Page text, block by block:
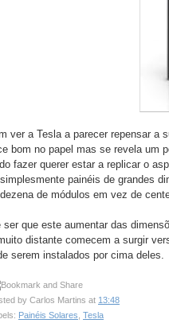
ver a Tesla a parecer repensar a
bom no papel mas se revela um
fazer querer estar a replicar o
painéis de grandes
de módulos em vez de
ser que este aumentar das
distante comecem a surgir
serem instalados por cima deles.
by Carlos Martins at 13:48
Painéis Solares Tesla